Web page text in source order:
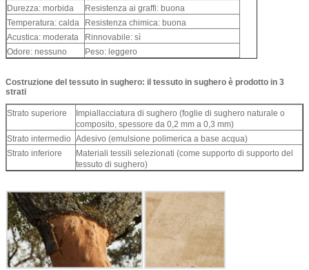
Durezza: morbida
Resistenza ai graffi: buona
Temperatura: calda
Resistenza chimica: buona
Acustica: moderata
Rinnovabile: sì
Odore: nessuno
Peso: leggero
Costruzione del tessuto in sughero: il tessuto in sughero è prodotto in 3
strati
Strato superiore
Impiallacciatura di sughero (foglie di sughero naturale o
composito, spessore da 0,2 mm a 0,3 mm)
Strato intermedio Adesivo (emulsione polimerica a base acqua)
Strato inferiore
Materiali tessili selezionati (come supporto di supporto del
tessuto di sughero)